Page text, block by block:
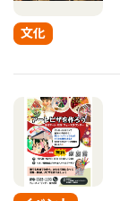
文化